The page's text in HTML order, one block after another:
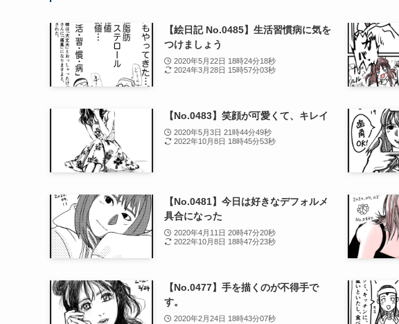
【絵日記 No.0485】生活習慣病に気を
つけましょう
2020年5月22日 18時24分18秒
2024年3月28日 15時57分03秒
【No.0483】笑顔が可愛くて、キレイ
2020年5月3日 21時44分49秒
2022年10月8日 18時45分53秒
【No.0481】今日は好きなデフォルメ
具合になった
2020年4月11日 20時47分20秒
2022年10月8日 18時47分23秒
【No.0477】手を描くのが不得手で
す。
2020年2月24日 18時43分07秒